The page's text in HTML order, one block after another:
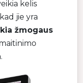
kelis
jie yra
žmogaus
.